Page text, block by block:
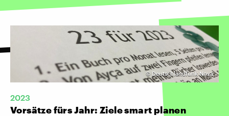
© Deutschlandfunk Nova
2023
Vorsätze fürs Jahr: Ziele smart planen